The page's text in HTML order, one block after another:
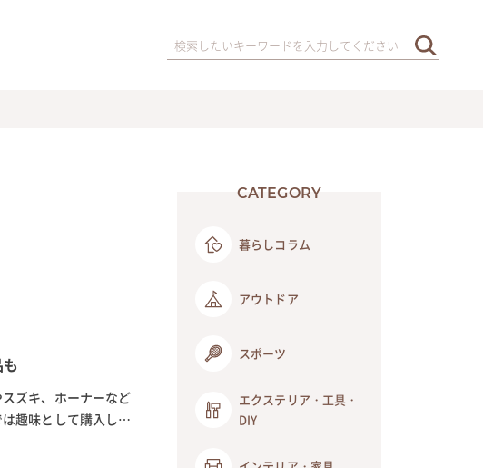
ズキ、ホーナーなど
趣味として購入し、
CATEGORY
暮らしコラム
アウトドア
スポーツ
エクステリア・工具・
DIY